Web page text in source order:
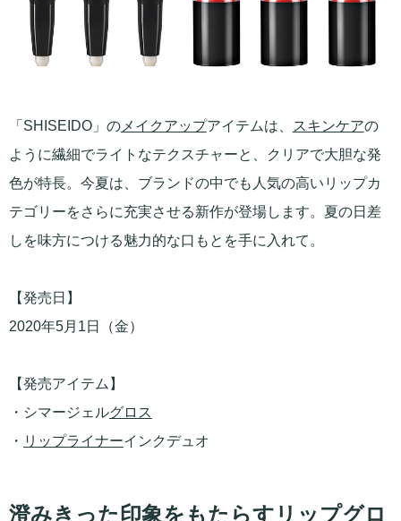
「SHISEIDO」のメイクアップアイテムは、 スキンケアの
ように繊細でライトなテクスチャーと、クリアで大胆な発
色が特長。今夏は、ブランドの中でも人気の高いリップカ
テゴリーをさらに充実させる新作が登場します。夏の日差
しを味方につける魅力的な口もとを手に入れて。
【発売日】
2020年5月1日（金）
【発売アイテム】
・シマージェルグロス
・ リップライナーインクデュオ
澄みきった印象をもたらすリップグロ